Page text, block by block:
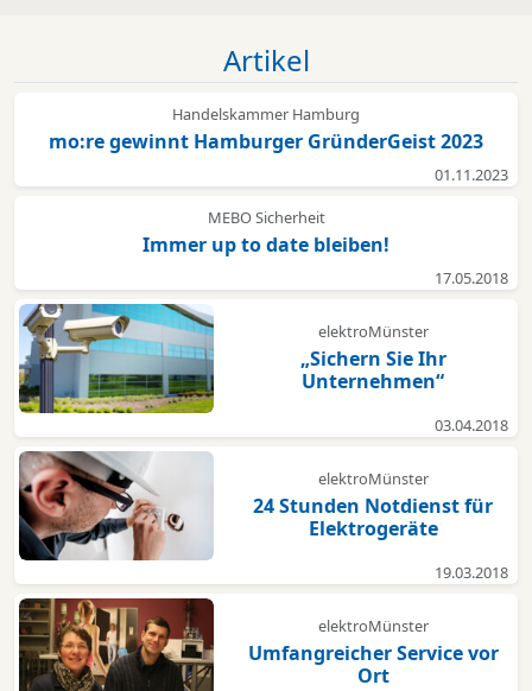
Artikel
Handelskammer Hamburg
mo:re gewinnt Hamburger GründerGeist 2023
01.11.2023
MEBO Sicherheit
Immer up to date bleiben!
17.05.2018
elektroMünster
„Sichern Sie Ihr
Unternehmen“
03.04.2018
elektroMünster
24 Stunden Notdienst für
Elektrogeräte
19.03.2018
elektroMünster
Umfangreicher Service vor
Ort